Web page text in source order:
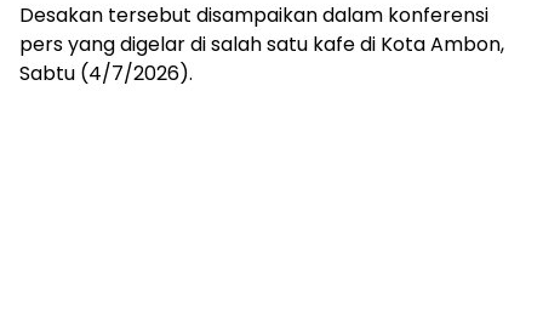
Desakan tersebut disampaikan dalam konferensi
pers yang digelar di salah satu kafe di Kota Ambon,
Sabtu (4/7/2026).